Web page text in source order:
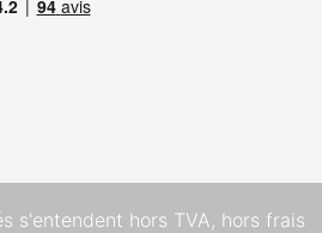
s'entendent hors TVA, hors frais